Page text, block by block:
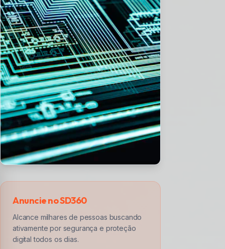
Anuncie no SD360
Alcance milhares de pessoas buscando
ativamente por segurança e proteção
digital todos os dias.